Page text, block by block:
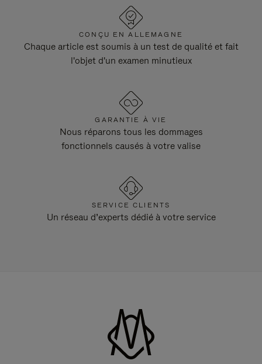
CONÇU EN ALLEMAGNE
Chaque article est soumis à un test de qualité et fait
l'objet d'un examen minutieux
GARANTIE À VIE
Nous réparons tous les dommages
fonctionnels causés à votre valise
SERVICE CLIENTS
Un réseau d’experts dédié à votre service